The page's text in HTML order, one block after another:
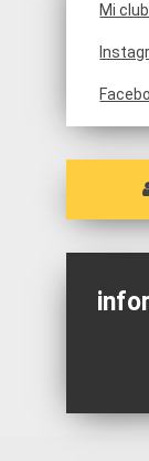
Mi
Mayor
Camila
Lunes